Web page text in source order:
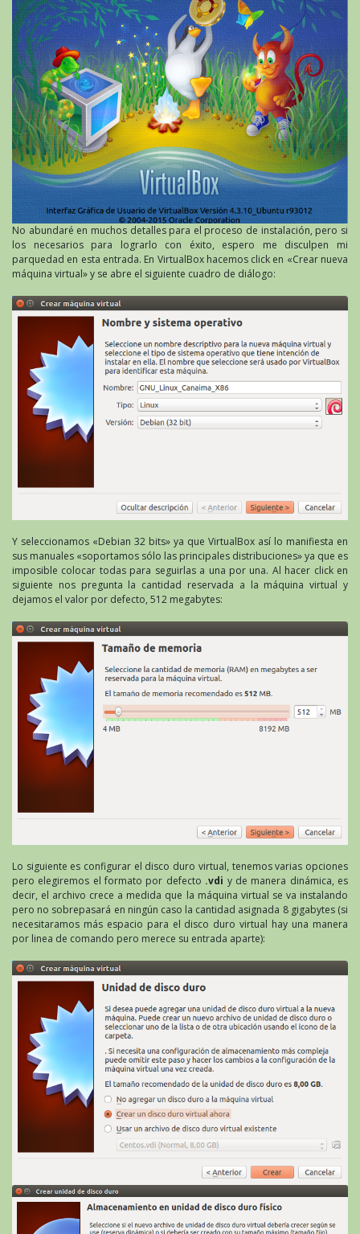
No abundaré en muchos detalles para el proceso de instalación, pero si
los necesarios para lograrlo con éxito, espero me disculpen mi
parquedad en esta entrada. En VirtualBox hacemos click en «Crear nueva
máquina virtual» y se abre el siguiente cuadro de diálogo:
Y seleccionamos «Debian 32 bits» ya que VirtualBox así lo manifiesta en
sus manuales «soportamos sólo las principales distribuciones» ya que es
imposible colocar todas para seguirlas a una por una. Al hacer click en
siguiente nos pregunta la cantidad reservada a la máquina virtual y
dejamos el valor por defecto, 512 megabytes:
Lo siguiente es configurar el disco duro virtual, tenemos varias opciones
pero elegiremos el formato por defecto .vdi y de manera dinámica, es
decir, el archivo crece a medida que la máquina virtual se va instalando
pero no sobrepasará en ningún caso la cantidad asignada 8 gigabytes (si
necesitaramos más espacio para el disco duro virtual hay una manera
por linea de comando pero merece su entrada aparte):